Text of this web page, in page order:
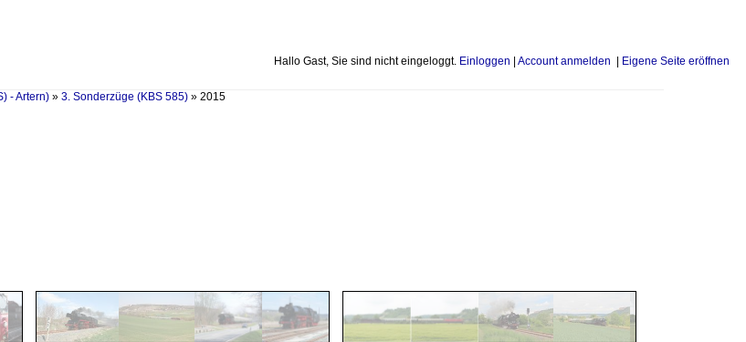
Hallo Gast, Sie sind nicht eingeloggt. Einloggen Account anmelden Eigene Seite eröffnen
- Artern) » 3. Sonderzüge (KBS 585) » 2015